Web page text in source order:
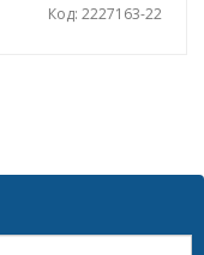
Код: 2227163-22